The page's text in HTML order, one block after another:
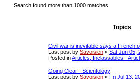
r n
Search found more than 1000 matches
2
0
Topics
Civil war is inevitable says a French
Last post by Savoisien « Sat Jun 05,
Posted inArticles, Inclassables -
Going Clear - Scientology
Last post by Savoisien « Fri Jul 13,